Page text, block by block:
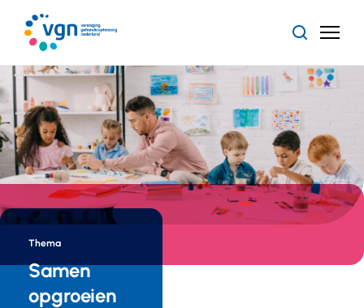
naar
hoofdinhoud
Gehandicaptenzorg
Nederland
ZoekenMenu
Samen
opgroeien
Thema